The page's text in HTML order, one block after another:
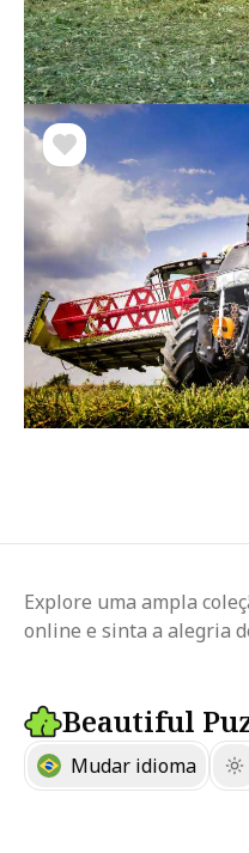
Explore uma ampla
online e sinta a alegria
Beautiful
Mudar idioma